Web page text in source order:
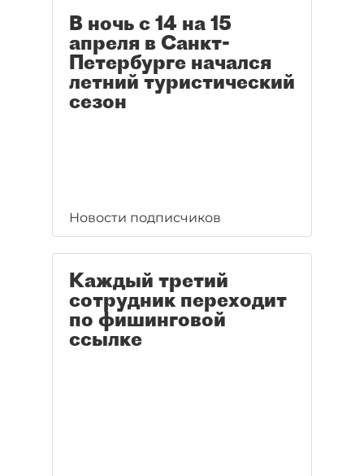
В ночь с 14 на 15
апреля в Санкт-
Петербурге начался
летний туристический
сезон
Новости подписчиков
Каждый третий
сотрудник переходит
по фишинговой
ссылке